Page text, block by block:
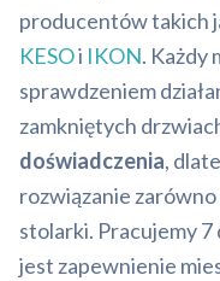
producentów takich
KESOi IKON. Każdy
sprawdzeniem
zamkniętych
doświadczenia,
rozwiązanie
stolarki. Pracujemy 7
jest zapewnienie